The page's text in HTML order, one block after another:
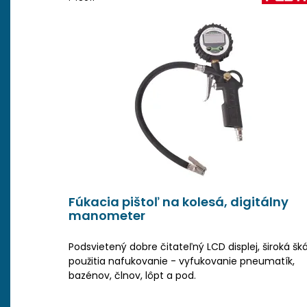
Fúkacia pištoľ na kolesá, digitálny
manometer
Podsvietený dobre čitateľný LCD displej, široká
použitia nafukovanie - vyfukovanie pneumatík,
bazénov, člnov, lôpt a pod.